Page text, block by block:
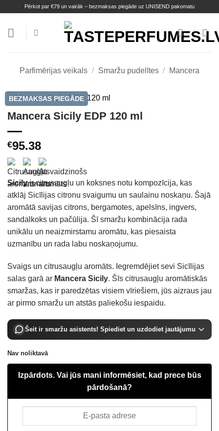
content
Pērkot par €79 un vairāk – bezmaksas piegāde uz UNISEND pakomatu
Parfimērijas veikals / Smaržu pudelītes / Mancera
BEZMAKSAS PIEGĀDE
Mancera Sicily EDP 120 ml
€95.38
Sicilyir citrusaugļu un koksnes notu kompozīcija, kas
atklāj Sicīlijas citronu svaigumu un saulainu noskaņu. Šajā
aromātā savijas citrons, bergamotes, apelsīns, ingvers,
sandalkoks un pačūlija. Šī smaržu kombinācija rada
unikālu un neaizmirstamu aromātu, kas piesaista
uzmanību un rada labu noskaņojumu.
Svaigs un citrusaugļu aromāts. Iegremdējiet sevi Sicīlijas
salas garā ar Mancera Sicily. Šīs citrusaugļu aromātiskās
smaržas, kas ir paredzētas visiem vīriešiem, jūs aizraus jau
ar pirmo smaržu un atstās paliekošu iespaidu.
Šeit ir smaržu asistents! Spiediet un uzdodiet jautājumu
Nav noliktavā
Izpārdots. Vai jūs mani informēsiet, kad prece būs
pārdošanā?